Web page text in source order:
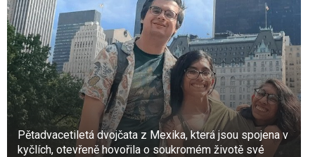
+3
Zobrazit galerii
Pětadvacetiletá dvojčata z Mexika, která jsou spojena v
kyčlích, otevřeně hovořila o soukromém životě své